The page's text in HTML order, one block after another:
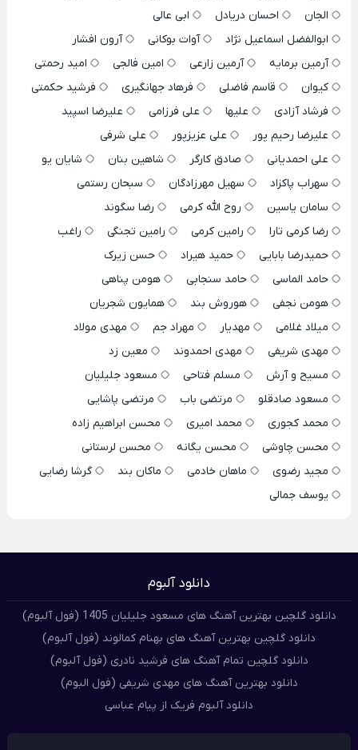
الجان
احسان دریادل
ابی عالی
ابوالفضل اسماعیل نژاد
آوات بوکانی
آرون افشار
آرمین برمایه
آرمین زارعی امین فالجی
امید رحمتی
کیوان
قاسم فاضلی فرهاد جهانگیری
فرشید حکمتی
فرشاد آزادی
علیها علی فرزامی
علیرضا اسپید
علیرضا رحیم پور
علی عزیزپور
علی شرفی
علی احمدیانی
صادق کارگر شاهین بنان
شایان یو
سهراب پاکزاد
سهیل مهرزادگان
سبحان رستمی
سامان یاسین
روح الله کرمی
رضا سگوند
رضا کرمی تارا
رامین کرمی رامین تجنگی
راغب
حمیدرضا بابایی
حمید هیراد
حسن زیرک
حامد الماسی
حامد سنجابی
هومن پناهی
هومن نجفی
هوروش بند
همایون شجریان
میلاد غلامی
مهدیار مهراد جم
مهدی مولاد
مهدی شریفی
مهدی احمدوند
معین زد
مسیح و آرش
مسلم فتاحی
مسعود جلیلیان
مسعود صادقلو
مرتضی باب
مرتضی پاشایی
محمد کجوری
محمد امیری
محسن ابراهیم زاده
محسن چاوشی
محسن یگانه
محسن لرستانی
مجید رضوی
ماهان خادمی ماکان بند
گرشا رضایی
یوسف جمالی
دانلود آلبوم
دانلود گلچین بهترین آهنگ های مسعود جلیلیان 1405 (فول آلبوم)
دانلود گلچین بهترین آهنگ های بهنام کمالوند (فول آلبوم)
دانلود گلچین تمام آهنگ های فرشید نادری (فول آلبوم)
دانلود بهترین آهنگ های مهدی شریفی (فول البوم)
دانلود آلبوم فریک از پیام عباسی